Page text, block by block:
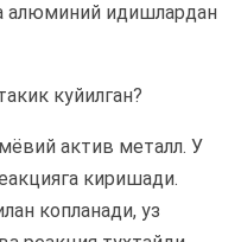
алюминий идишлардан
куйилган?
актив металл. У
киришади.
копланади, уз